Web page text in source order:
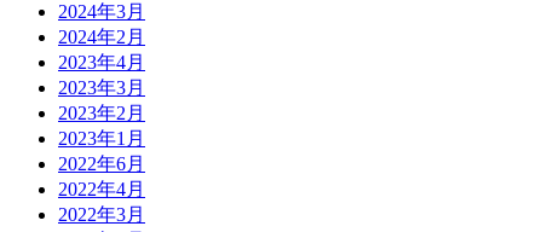
2024年3月
2024年2月
2023年4月
2023年3月
2023年2月
2023年1月
2022年6月
2022年4月
2022年3月